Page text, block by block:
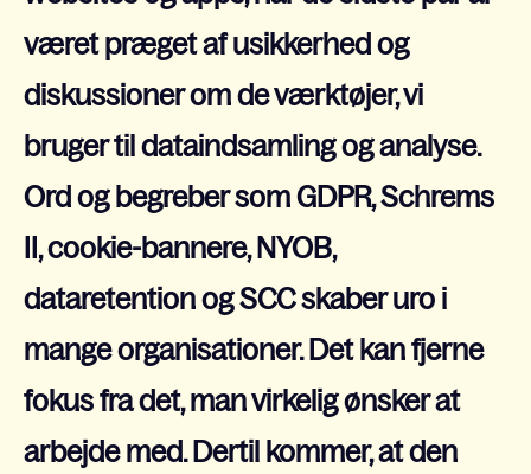
været præget af usikkerhed og
diskussioner om de værktøjer, vi
bruger til dataindsamling og analyse.
Ord og begreber som GDPR, Schrems
II, cookie-bannere, NYOB,
dataretention og SCC skaber uro i
mange organisationer. Det kan fjerne
fokus fra det, man virkelig ønsker at
arbejde med. Dertil kommer, at den